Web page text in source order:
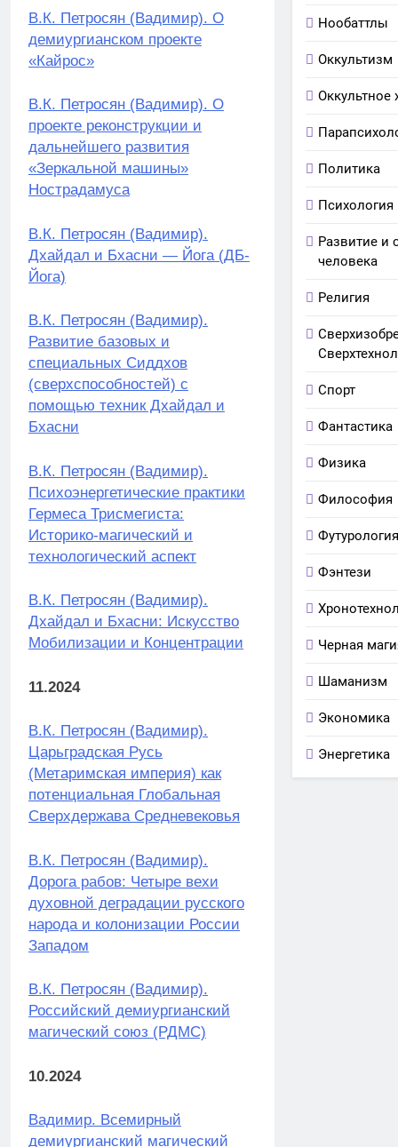
В.К. Петросян (Вадимир). О
демиургианском проекте
«Кайрос»
В.К. Петросян (Вадимир). О
проекте реконструкции и
дальнейшего развития
«Зеркальной машины»
Нострадамуса
В.К. Петросян (Вадимир).
Дхайдал и Бхасни — Йога (ДБ-
Йога)
В.К. Петросян (Вадимир).
Развитие базовых и
специальных Сиддхов
(сверхспособностей) с
помощью техник Дхайдал и
Бхасни
В.К. Петросян (Вадимир).
Психоэнергетические практики
Гермеса Трисмегиста:
Историко-магический и
технологический аспект
В.К. Петросян (Вадимир).
Дхайдал и Бхасни: Искусство
Мобилизации и Концентрации
11.2024
В.К. Петросян (Вадимир).
Царьградская Русь
(Метаримская империя) как
потенциальная Глобальная
Сверхдержава Средневековья
В.К. Петросян (Вадимир).
Дорога рабов: Четыре вехи
духовной деградации русского
народа и колонизации России
Западом
В.К. Петросян (Вадимир).
Российский демиургианский
магический союз (РДМС)
10.2024
Вадимир. Всемирный
демиургианский магический
Нообаттлы
Оккультизм
Оккультное
Политика
Психология
Развитие и
человека
Религия
Спорт
Фантастика
Физика
Философия
Футурология
Фэнтези
Черная
Шаманизм
Экономика
Энергетика